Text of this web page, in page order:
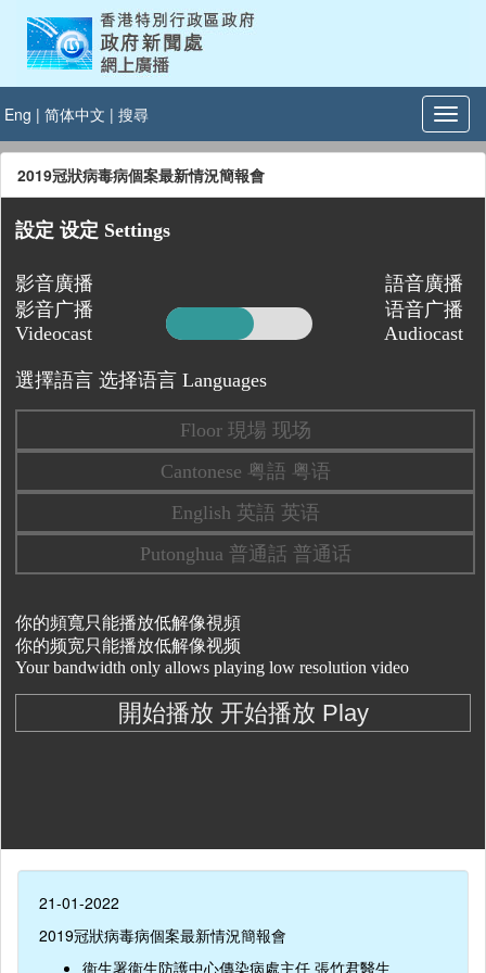
Eng | 简体中文 | 搜尋
2019冠狀病毒病個案最新情況簡報會
21-01-2022
2019冠狀病毒病個案最新情況簡報會
衞生署衞生防護中心傳染病處主任 張竹君醫生